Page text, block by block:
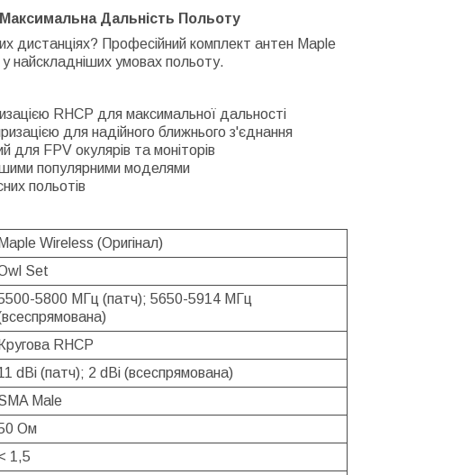
Дальність Польоту
дистанціях? Професійний комплект антен Maple
найскладніших умовах польоту.
RHCP для максимальної дальності
для надійного ближнього з'єднання
для FPV окулярів та моніторів
популярними моделями
польотів
Maple Wireless (Оригінал)
Set
5800 МГц (патч); 5650-5914 МГц
Кругова RHCP
dBi (патч); 2 dBi (всеспрямована)
Male
Ом
1,5